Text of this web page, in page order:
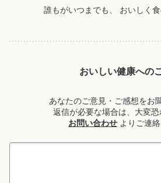
誰もがいつまでも、 おいしく
おいしい健康への
あなたのご意見・ご感想をお
返信が必要な場合は、大変
お問い合わせ よりご連